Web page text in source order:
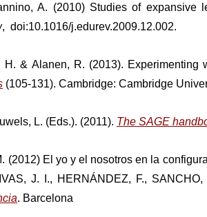
A. (2010) Studies of
, doi:10.1016/j.edurev.2009.12.002.
H. & Alanen, R. (2013).
(105-131). Cambridge: Cambridge
L. (Eds.). (2011). The SAGE
(2012) El yo y el nosotros en la
J. I., HERNÁNDEZ, F.,
. Barcelona